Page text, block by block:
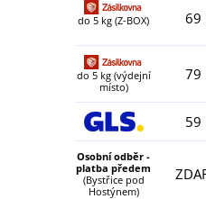
do 5 kg (Z-BOX) 69
do 5 kg (výdejní
místo)
79
59
Osobní odběr -
platba předem
(Bystřice pod
Hostýnem)